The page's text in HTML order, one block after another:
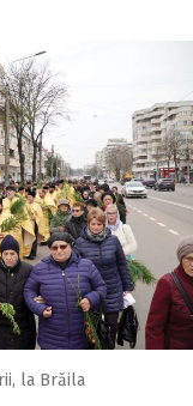
la Brăila